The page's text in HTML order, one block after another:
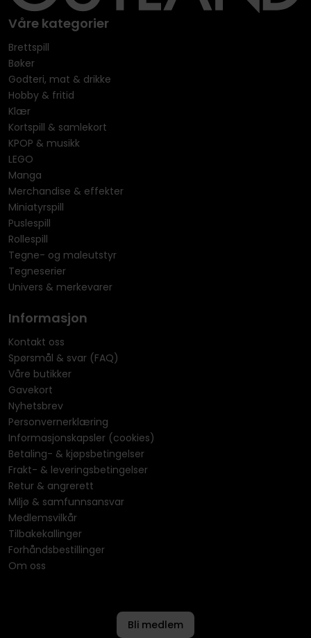
Våre kategorier
Brettspill
Bøker
Godteri, mat & drikke
Hobby & fritid
Klær
Kortspill & samlekort
KPOP & musikk
LEGO
Manga
Merchandise & effekter
Miniatyrspill
Puslespill
Rollespill
Tegne- og maleutstyr
Tegneserier
Univers & merkevarer
Informasjon
Kontakt oss
Spørsmål & svar (FAQ)
Våre butikker
Gavekort
Nyhetsbrev
Personvernerklæring
Informasjonskapsler (cookies)
Betaling- & kjøpsbetingelser
Frakt- & leveringsbetingelser
Retur & angrerett
Miljø & samfunnsansvar
Medlemsvilkår
Tilbakekallinger
Forhåndsbestillinger
Om oss
Bli medlem